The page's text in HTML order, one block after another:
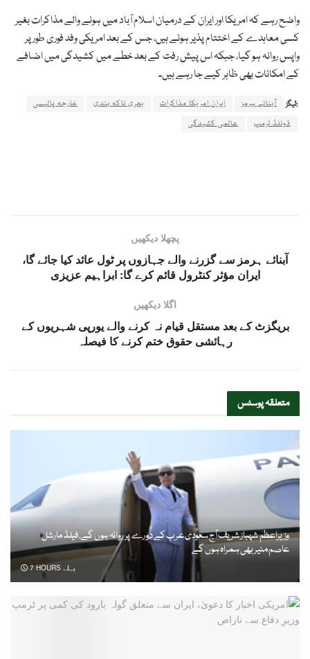
واضح رہے کہ امریکا اور ایران کے درمیان اسلام آباد میں ہونے والے مذاکرات بغیر
کسی معاہدے کے اختتام پذیر ہوئے ہیں، جس کے بعد امریکی وفد فوری طور پر
واپس روانہ ہو گیا، جبکہ اس پیش رفت کے بعد خطے میں کشیدگی میں اضافے
کے امکانات بھی ظاہر کیے جا رہے ہیں۔
ٹیگز: آبنائے ہرمز ایران امریکا مذاکرات بحری ناکہ بندی
خارجہ پالیسی
ڈونلڈ ٹرمپ
عالمی کشیدگی
پچھلا دیکھیں
آبنائے ہرمز سے گزرنے والے جہازوں پر ٹول عائد کیا جائے گا،
ایران مؤثر کنٹرول قائم کرے گا: ابراہیم عزیزی
اگلا دیکھیں
بریگزٹ کے بعد مستقل قیام نہ کرنے والے یورپی شہریوں کے
رہائشی حقوق ختم کرنے کا فیصلہ
متعلقہپوسٹس
وزیراعظم شہباز شریف آج سعودی عرب کے دورے پر روانہ ہوں گے، فیلڈ مارشل
عاصم منیر بھی ہمراہ ہوں گے
7 HOURS پہلے